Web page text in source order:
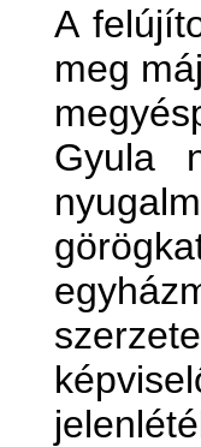
A
meg
Gyula